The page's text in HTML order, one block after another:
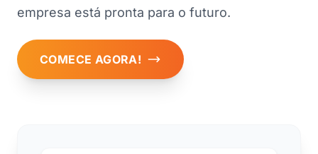
empresa está pronta para o futuro.
COMECE AGORA!